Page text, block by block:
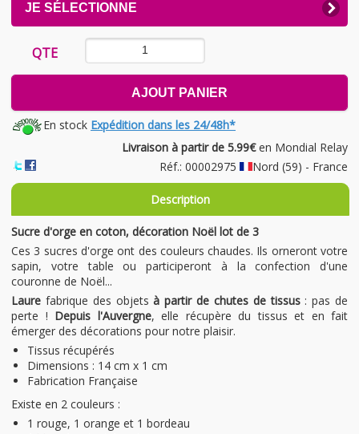
JE SÉLECTIONNE
EXPAND
CONTENTS
QTE
AJOUT PANIER
En stock Expédition dans les 24/48h*
Livraison à partir de 5.99€en Mondial Relay
Réf.: 00002975
Nord (59) - France
Description
Sucre d'orge en coton, décoration Noël lot de 3
Ces 3 sucres d'orge ont des couleurs chaudes. Ils orneront votre
sapin, votre table ou participeront à la confection d'une
couronne de Noël...
Laure fabrique des objetsà partir de chutes de tissus : pas de
perte ! Depuis l'Auvergne, elle récupère du tissus et en fait
émerger des décorations pour notre plaisir.
Tissus récupérés
Dimensions : 14 cm x 1 cm
Fabrication Française
Existe en 2 couleurs :
1 rouge, 1 orange et 1 bordeau